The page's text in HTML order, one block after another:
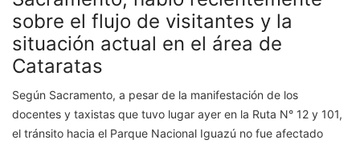
sobre el flujo de visitantes y la
situación actual en el área de
Cataratas
Según Sacramento, a pesar de la manifestación de los
docentes y taxistas que tuvo lugar ayer en la Ruta N° 12 y 101,
el tránsito hacia el Parque Nacional Iguazú no fue afectado